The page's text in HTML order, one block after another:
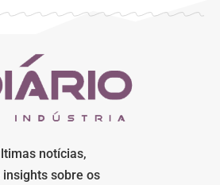
notícias,
sobre os